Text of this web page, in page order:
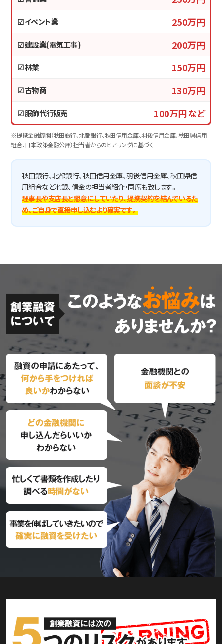
☑ イベント業 250万円
☑ 建設業(電気工事) 200万円
☑ 林業 150万円
☑ 古物商 130万円
☑ 服飾代行販売 100万円 など
※提携金融機関（秋田銀行、北都銀行、秋田信用金庫、羽後信用金庫、秋田県信用
組合、日本政策金融公庫）担当者からのヒアリングに基づく
秋田銀行、北都銀行、秋田信用金庫、羽後信用金庫、秋田県信
用組合など地銀、信金の担当者紹介・同席も致します。
理事長や支店長と懇意にしていたり、提携契約を結んでいるた
め、ご自身で直接申し込むより確実です。